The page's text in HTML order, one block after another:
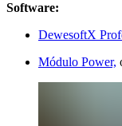
Software:
DewesoftX
Módulo Power,